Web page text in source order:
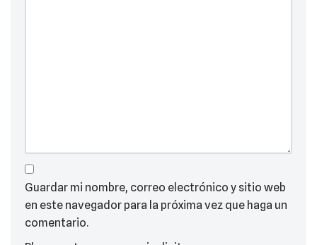
Guardar mi nombre, correo electrónico y sitio web
en este navegador para la próxima vez que haga un
comentario.